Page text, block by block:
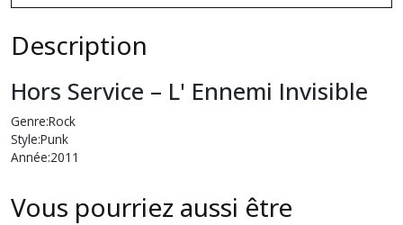
Description
Hors Service ‎– L' Ennemi Invisible
Genre:Rock
Style:Punk
Année:2011
Vous pourriez aussi être